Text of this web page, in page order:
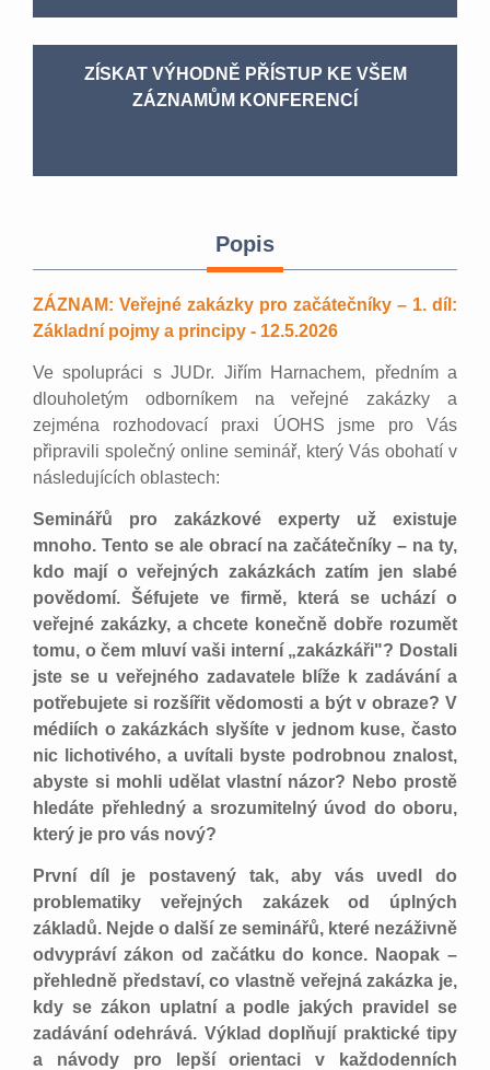
ZÍSKAT VÝHODNĚ PŘÍSTUP KE VŠEM
ZÁZNAMŮM KONFERENCÍ
Popis
ZÁZNAM: Veřejné zakázky pro začátečníky – 1. díl:
Základní pojmy a principy - 12.5.2026
Ve spolupráci s JUDr. Jiřím Harnachem, předním a
dlouholetým odborníkem na veřejné zakázky a
zejména rozhodovací praxi ÚOHS jsme pro Vás
připravili společný online seminář, který Vás obohatí v
následujících oblastech:
Seminářů pro zakázkové experty už existuje
mnoho. Tento se ale obrací na začátečníky – na ty,
kdo mají o veřejných zakázkách zatím jen slabé
povědomí. Šéfujete ve firmě, která se uchází o
veřejné zakázky, a chcete konečně dobře rozumět
tomu, o čem mluví vaši interní „zakázkáři"? Dostali
jste se u veřejného zadavatele blíže k zadávání a
potřebujete si rozšířit vědomosti a být v obraze? V
médiích o zakázkách slyšíte v jednom kuse, často
nic lichotivého, a uvítali byste podrobnou znalost,
abyste si mohli udělat vlastní názor? Nebo prostě
hledáte přehledný a srozumitelný úvod do oboru,
který je pro vás nový?
První díl je postavený tak, aby vás uvedl do
problematiky veřejných zakázek od úplných
základů. Nejde o další ze seminářů, které nezáživně
odvypráví zákon od začátku do konce. Naopak –
přehledně představí, co vlastně veřejná zakázka je,
kdy se zákon uplatní a podle jakých pravidel se
zadávání odehrává. Výklad doplňují praktické tipy
a návody pro lepší orientaci v každodenních